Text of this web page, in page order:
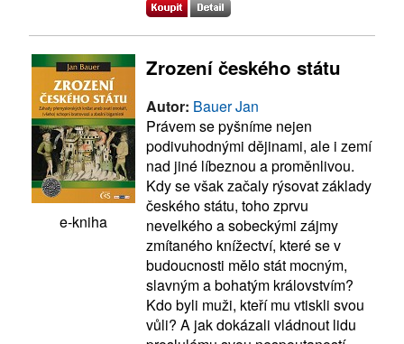
e-kniha
Zrození českého státu
Autor: Bauer Jan
Právem se pyšníme nejen
podivuhodnými dějinami, ale i zemí
nad jiné líbeznou a proměnlivou.
Kdy se však začaly rýsovat základy
českého státu, toho zprvu
nevelkého a sobeckými zájmy
zmítaného knížectví, které se v
budoucnosti mělo stát mocným,
slavným a bohatým královstvím?
Kdo byli muži, kteří mu vtiskli svou
vůli? A jak dokázali vládnout lidu